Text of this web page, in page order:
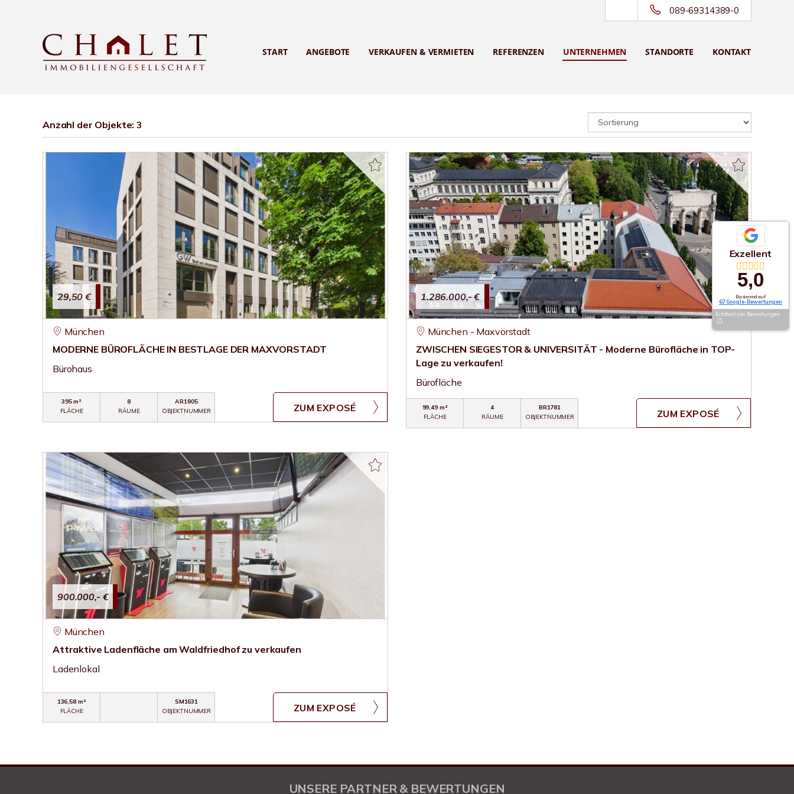
089-69314389-0
START ANGEBOTE VERKAUFEN & VERMIETEN REFERENZEN UNTERNEHMEN STANDORTE KONTAKT
Anzahl der Objekte:3
29,50 €
München
MODERNE BÜROFLÄCHE IN BESTLAGE DER MAXVORSTADT
Bürohaus
395 m²
FLÄCHE
8
RÄUME
AR1805
OBJEKTNUMMER
ZUM EXPOSÉ
1.286.000,- €
München - Maxvorstadt
ZWISCHEN SIEGESTOR & UNIVERSITÄT - Moderne Bürofläche in TOP-
Lage zu verkaufen!
Bürofläche
99,49 m²
FLÄCHE
4
RÄUME
BR1781
OBJEKTNUMMER
ZUM EXPOSÉ
900.000,- €
München
Attraktive Ladenfläche am Waldfriedhof zu verkaufen
Ladenlokal
136,58 m²
FLÄCHE
SM1631
OBJEKTNUMMER
ZUM EXPOSÉ
Exzellent
5,0
Basierend auf
67 Google-Bewertungen
Echtheit von Bewertungen
UNSERE PARTNER & BEWERTUNGEN